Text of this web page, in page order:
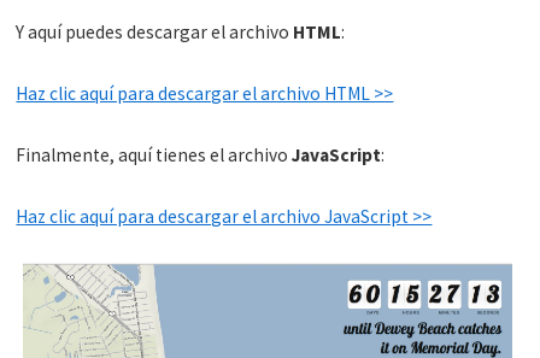
Y aquí puedes descargar el archivo HTML:
Haz clic aquí para descargar el archivo HTML >>
Finalmente, aquí tienes el archivoJavaScript:
Haz clic aquí para descargar el archivo JavaScript >>